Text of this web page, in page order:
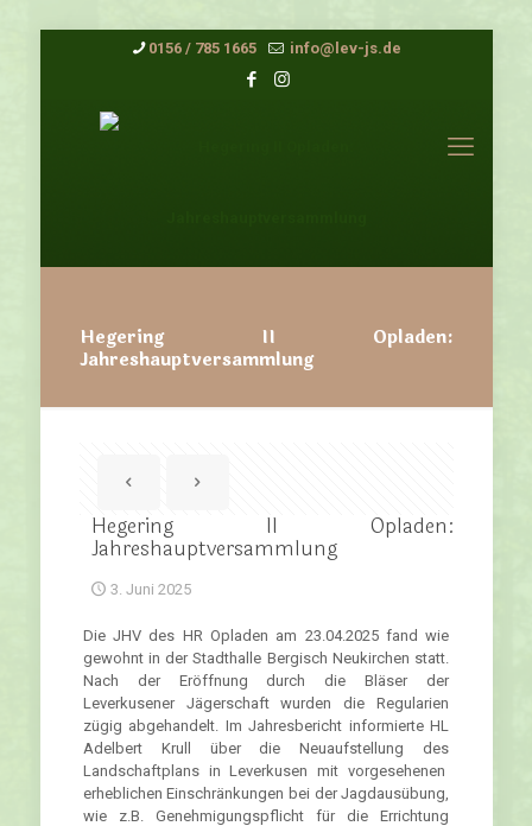
0156 / 785 1665 info@lev-js.de
Hegering II Opladen:
Jahreshauptversammlung
Hegering II Opladen:
Jahreshauptversammlung
3. Juni 2025
Die JHV des HR Opladen am 23.04.2025 fand wie
gewohnt in der Stadthalle Bergisch Neukirchen statt.
Nach der Eröffnung durch die Bläser der
Leverkusener Jägerschaft wurden die Regularien
zügig abgehandelt. Im Jahresbericht informierte HL
Adelbert Krull über die Neuaufstellung des
Landschaftplans in Leverkusen mit vorgesehenen
erheblichen Einschränkungen bei der Jagdausübung,
wie z.B. Genehmigungspflicht für die Errichtung